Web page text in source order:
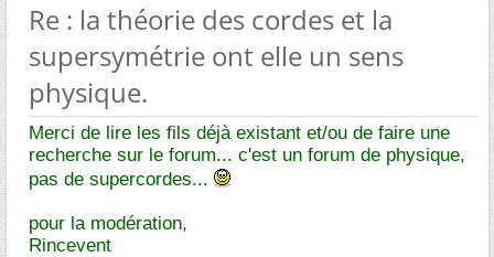
Re : la théorie des cordes et la
supersymétrie ont elle un sens
physique.
Merci de lire les fils déjà existant et/ou de faire une
recherche sur le forum... c'est un forum de physique,
pas de supercordes...
pour la modération,
Rincevent